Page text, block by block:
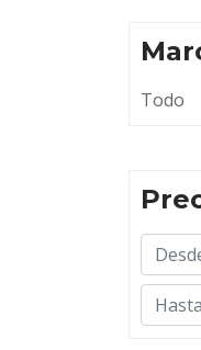
Todo